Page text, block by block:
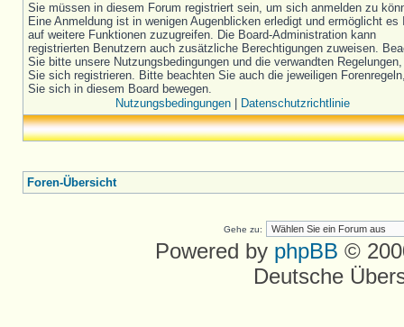
Sie müssen in diesem Forum registriert sein, um sich anmelden zu
Eine Anmeldung ist in wenigen Augenblicken erledigt und ermöglicht es
auf weitere Funktionen zuzugreifen. Die Board-Administration kann
registrierten Benutzern auch zusätzliche Berechtigungen zuweisen.
Sie bitte unsere Nutzungsbedingungen und die verwandten
Sie sich registrieren. Bitte beachten Sie auch die jeweiligen
Sie sich in diesem Board bewegen.
Nutzungsbedingungen| Datenschutzrichtlinie
Foren-Übersicht
Gehe zu:
Powered by phpBB ©
Deutsche